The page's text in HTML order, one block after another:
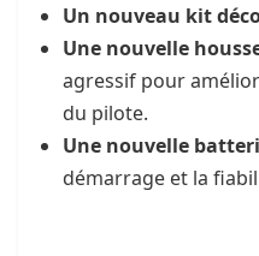
Un nouveau kit
Une nouvelle
agressif pour
du pilote.
Une nouvelle
démarrage et la